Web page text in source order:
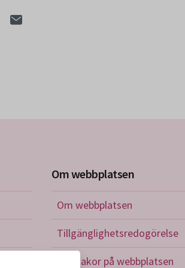
Om webbplatsen
Om webbplatsen
Tillgänglighetsredogörelse
Om kakor på webbplatsen